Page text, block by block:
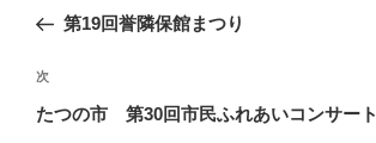
ナ
ビ
ゲ
の
稿
第19回誉隣保館まつり
次
の
次
たつの市 第30回市民ふれあいコンサート